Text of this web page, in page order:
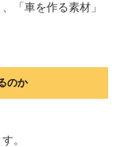
「車を作る素材」
のか
。